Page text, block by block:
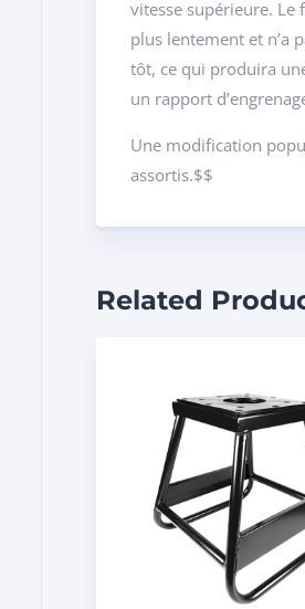
vitesse supérieure. Le
plus lentement et n’a
tôt, ce qui produira
un rapport
Une modification
assortis.$$
Related